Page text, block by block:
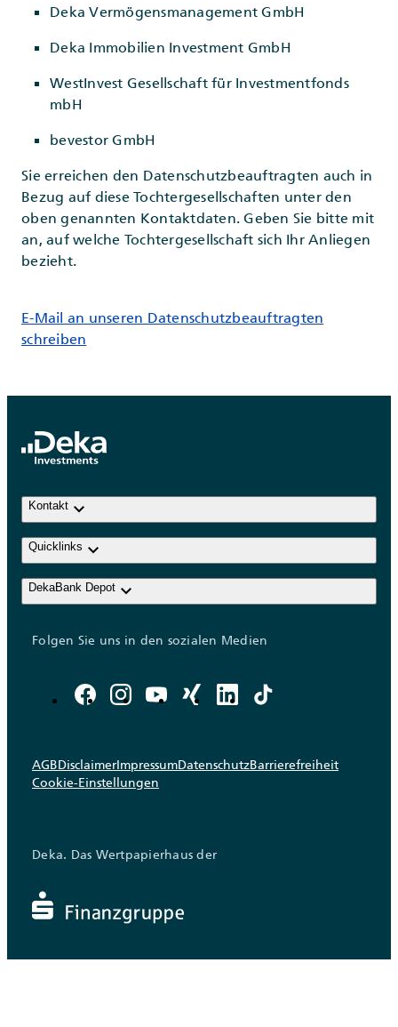
Deka Vermögensmanagement GmbH
Deka Immobilien Investment GmbH
WestInvest Gesellschaft für Investmentfonds
mbH
bevestor GmbH
Sie erreichen den Datenschutzbeauftragten auch in
Bezug auf diese Tochtergesellschaften unter den
oben genannten Kontaktdaten. Geben Sie bitte mit
an, auf welche Tochtergesellschaft sich Ihr Anliegen
bezieht.
E-Mail an unseren Datenschutzbeauftragten
schreiben
Kontakt keyboard_arrow_down
Quicklinks keyboard_arrow_down
DekaBank Depot keyboard_arrow_down
Folgen Sie uns in den sozialen Medien
AGBDisclaimerImpressumDatenschutzBarrierefreiheit
Cookie-Einstellungen
Deka. Das Wertpapierhaus der